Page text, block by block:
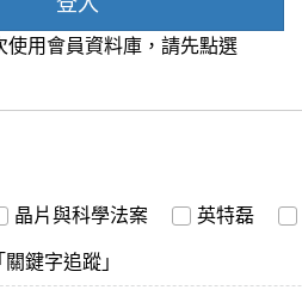
用會員資料庫，請先點選
晶片與科學法案 英特磊
鍵字追蹤」